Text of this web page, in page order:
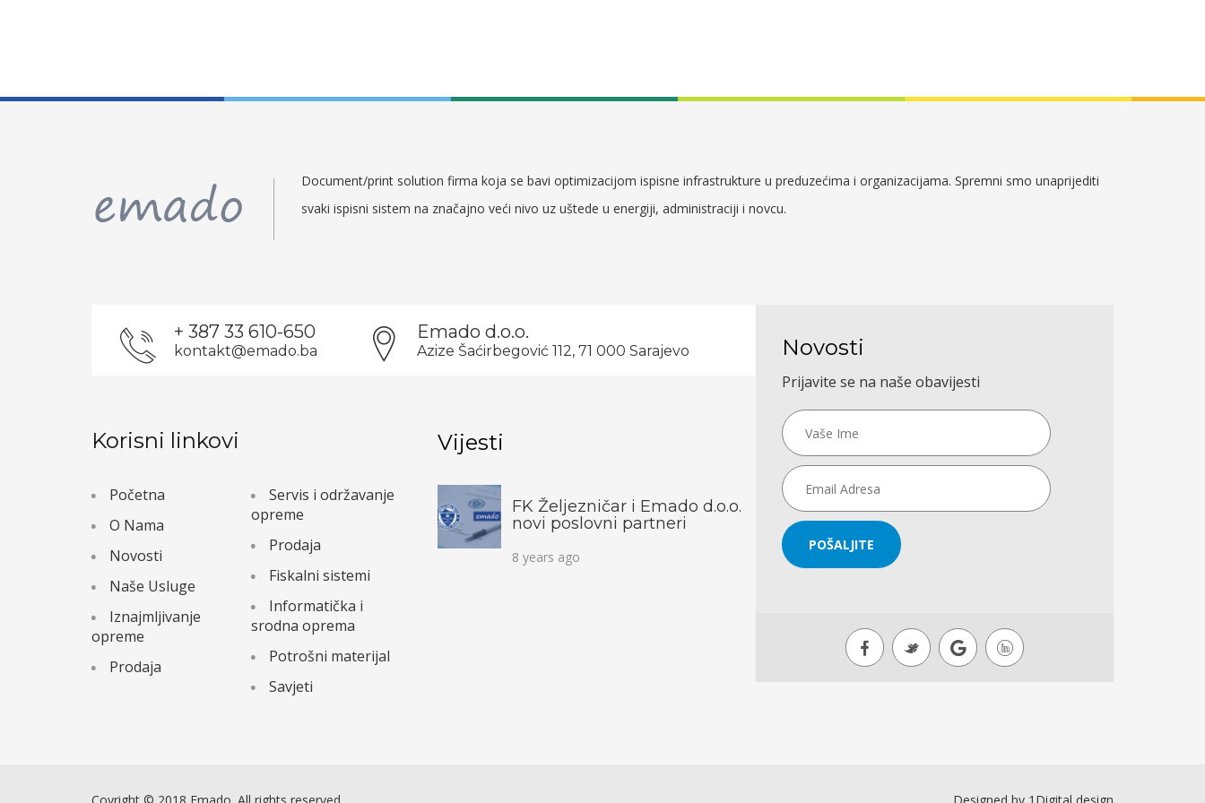
Document/print solution firma koja se bavi optimizacijom ispisne infrastrukture u preduzećima i organizacijama. Spremni smo unaprijediti
svaki ispisni sistem na značajno veći nivo uz uštede u energiji, administraciji i novcu.
+ 387 33 610-650
kontakt@emado.ba
Emado d.o.o.
Azize Šaćirbegović 112, 71 000 Sarajevo
Korisni linkovi
Početna
O Nama
Novosti
Naše Usluge
Iznajmljivanje
opreme
Prodaja
Servis i održavanje
opreme
Prodaja
Fiskalni sistemi
Informatička i
srodna oprema
Potrošni materijal
Savjeti
Vijesti
FK Željezničar i Emado d.o.o.
novi poslovni partneri
8 years ago
Novosti
Prijavite se na naše obavijesti
POŠALJITE